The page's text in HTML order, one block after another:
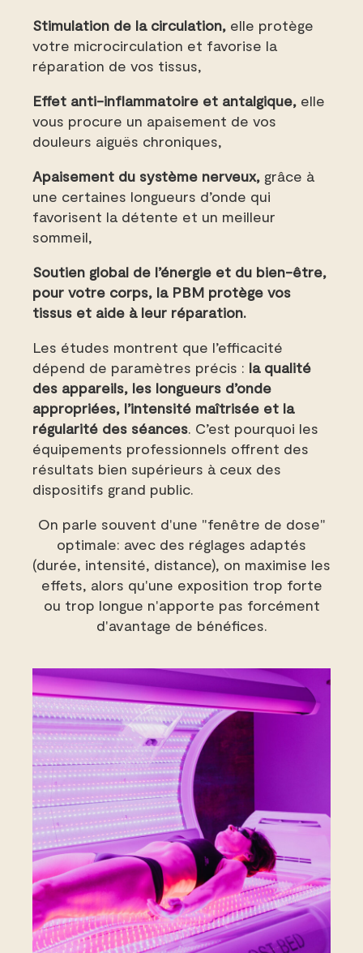
Stimulation de la circulation, elle protège
votre microcirculation et favorise la
réparation de vos tissus,
Effet anti-inflammatoire et antalgique, elle
vous procure un apaisement de vos
douleurs aiguës chroniques,
Apaisement du système nerveux, grâce à
une certaines longueurs d’onde qui
favorisent la détente et un meilleur
sommeil,
Soutien global de l’énergie et du bien-être,
pour votre corps, la PBM protège vos
tissus et aide à leur réparation.
Les études montrent que l’efficacité
dépend de paramètres précis : la qualité
des appareils, les longueurs d’onde
appropriées, l’intensité maîtrisée et la
régularité des séances. C’est pourquoi les
équipements professionnels offrent des
résultats bien supérieurs à ceux des
dispositifs grand public.
On parle souvent d'une "fenêtre de dose"
optimale: avec des réglages adaptés
(durée, intensité, distance), on maximise les
effets, alors qu'une exposition trop forte
ou trop longue n'apporte pas forcément
d'avantage de bénéfices.